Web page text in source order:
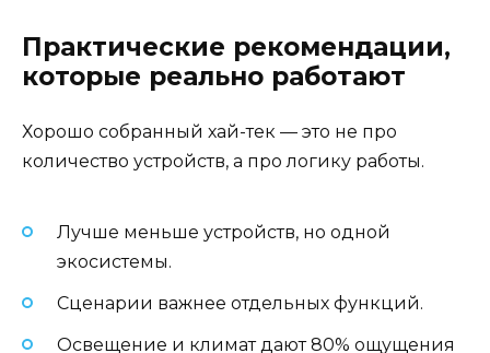
Практические рекомендации,
которые реально работают
Хорошо собранный хай-тек — это не про
количество устройств, а про логику работы.
Лучше меньше устройств, но одной
экосистемы.
Сценарии важнее отдельных функций.
Освещение и климат дают 80% ощущения